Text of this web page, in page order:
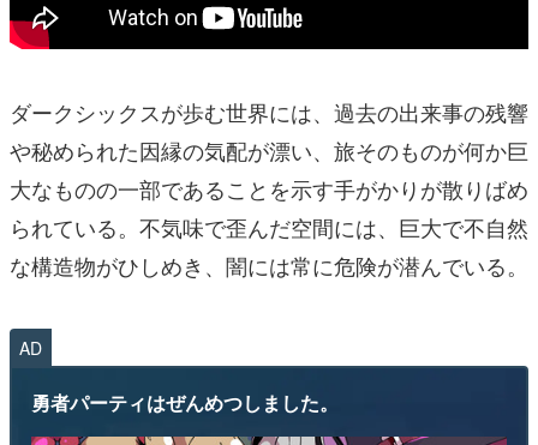
ダークシックスが歩む世界には、過去の出来事の残響
や秘められた因縁の気配が漂い、旅そのものが何か巨
大なものの一部であることを示す手がかりが散りばめ
られている。不気味で歪んだ空間には、巨大で不自然
な構造物がひしめき、闇には常に危険が潜んでいる。
AD
勇者パーティはぜんめつしました。